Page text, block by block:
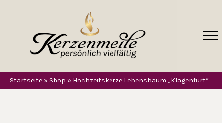
Startseite » Shop » Hochzeitskerze Lebensbaum „Klagenfurt“